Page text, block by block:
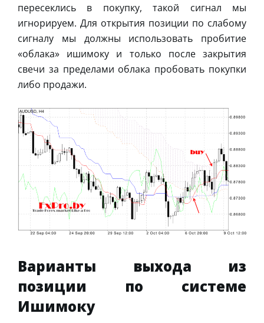
пересеклись в покупку, такой сигнал мы
игнорируем. Для открытия позиции по слабому
сигналу мы должны использовать пробитие
«облака» ишимоку и только после закрытия
свечи за пределами облака пробовать покупки
либо продажи.
Варианты выхода из
позиции по системе
Ишимоку